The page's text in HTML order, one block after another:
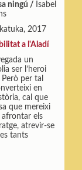
ningú / Isabel
2017
a l'Aladí
un
ser l’heroi
per tal
en
cal que
que mereixi
els
atrevir-se
tants